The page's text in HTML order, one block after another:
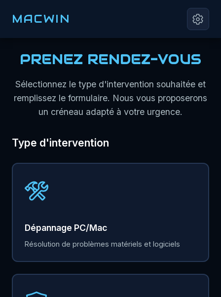
MACWIN
PRENEZ RENDEZ-VOUS
Sélectionnez le type d'intervention souhaitée et
remplissez le formulaire. Nous vous proposerons
un créneau adapté à votre urgence.
Type d'intervention
Dépannage PC/Mac
Résolution de problèmes matériels et logiciels